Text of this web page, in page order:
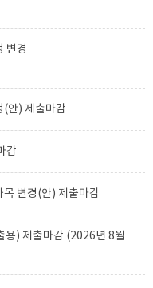
변경
(안) 제출마감
감
목 변경(안) 제출마감
용) 제출마감 (2026년 8월